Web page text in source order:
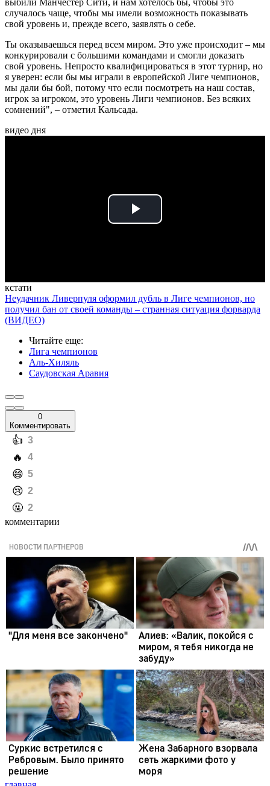
выбили Манчестер Сити, и нам хотелось бы, чтобы это
случалось чаще, чтобы мы имели возможность показывать
свой уровень и, прежде всего, заявлять о себе.
Ты оказываешься перед всем миром. Это уже происходит – мы
конкурировали с большими командами и смогли доказать
свой уровень. Непросто квалифицироваться в этот турнир, но
я уверен: если бы мы играли в европейской Лиге чемпионов,
мы дали бы бой, потому что если посмотреть на наш состав,
игрок за игроком, это уровень Лиги чемпионов. Без всяких
сомнений", – отметил Кальсада.
видео дня
Play
кстати
Неудачник Ливерпуля оформил дубль в Лиге чемпионов, но
получил бан от своей команды – странная ситуация форварда
(ВИДЕО)
Читайте еще:
Лига чемпионов
Аль-Хиляль
Саудовская Аравия
0
Комментировать
️👍 3
️🔥 4
️😄 5
️😢 2
️🤬 2
комментарии